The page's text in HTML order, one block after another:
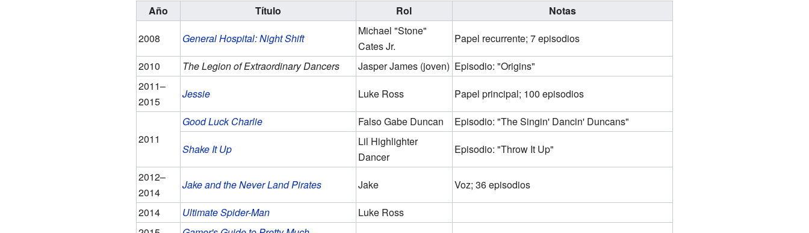
Año
Título Rol
Notas
2008
General Hospital: Night Shift
Michael "Stone"
Cates Jr.
Papel recurrente; 7 episodios
2010
The Legion of Extraordinary Dancers Jasper James (joven) Episodio: "Origins"
2011–
2015
Jessie Luke Ross Papel principal; 100 episodios
2011
Good Luck Charlie Falso Gabe Duncan
Episodio: "The Singin' Dancin' Duncans"
Shake It Up
Lil Highlighter
Dancer
Episodio: "Throw It Up"
2012–
2014
Jake and the Never Land Pirates Jake
Voz; 36 episodios
2014
Ultimate Spider-Man
Luke Ross